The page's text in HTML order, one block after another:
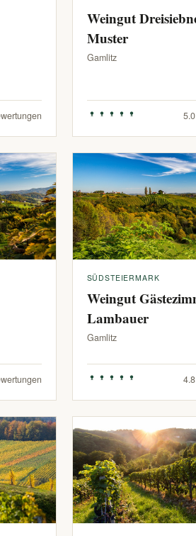
Weingut
Muster
Gamlitz
SÜDSTEIERMARK
Weingut
Lambauer
Gamlitz